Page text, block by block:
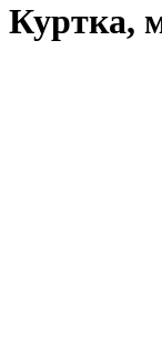
Куртка,